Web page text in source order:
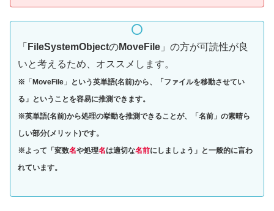
「 FileSystemObjectのMoveFile 」の方が可読性が良
いと考えるため、オススメします。
※ 「 MoveFile 」 という英単語(名前)から、「 ファイルを移動させてい
る 」 ということを容易に推測できます。
※英単語(名前)から処理の挙動を推測できることが、「名前」の素晴ら
しい部分(メリット)です。
※よって「変数名や処理名は適切な名前にしましょう」と一般的に言わ
れています。